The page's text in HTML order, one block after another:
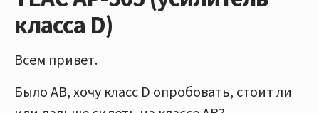
класса D)
Всем привет.
Было AB, хочу класс D опробовать, стоит ли